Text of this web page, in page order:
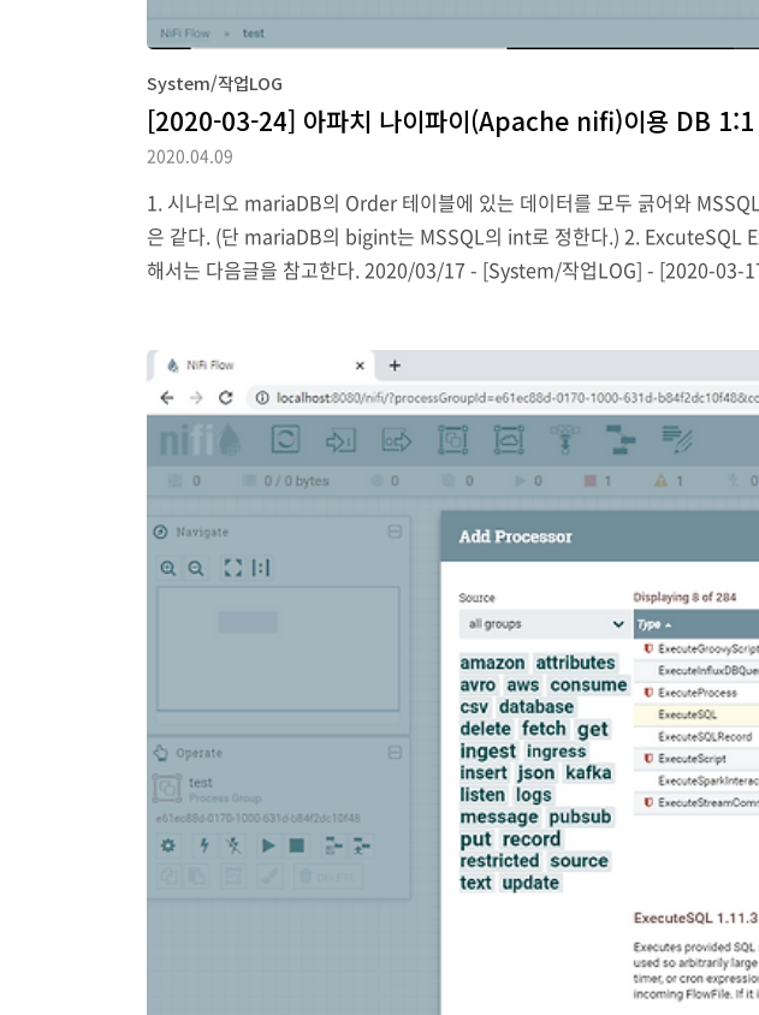
System/작업LOG
[2020-03-24] 아파치 나이파이(Apache nifi)이용 DB 1:1
2020.04.09
1. 시나리오 mariaDB의 Order 테이블에 있는 데이터를 모두 긁어와
은 같다. (단 mariaDB의 bigint는 MSSQL의 int로 정한다.) 2.
해서는 다음글을 참고한다. 2020/03/17 - [System/작업LOG] - [2020-03-